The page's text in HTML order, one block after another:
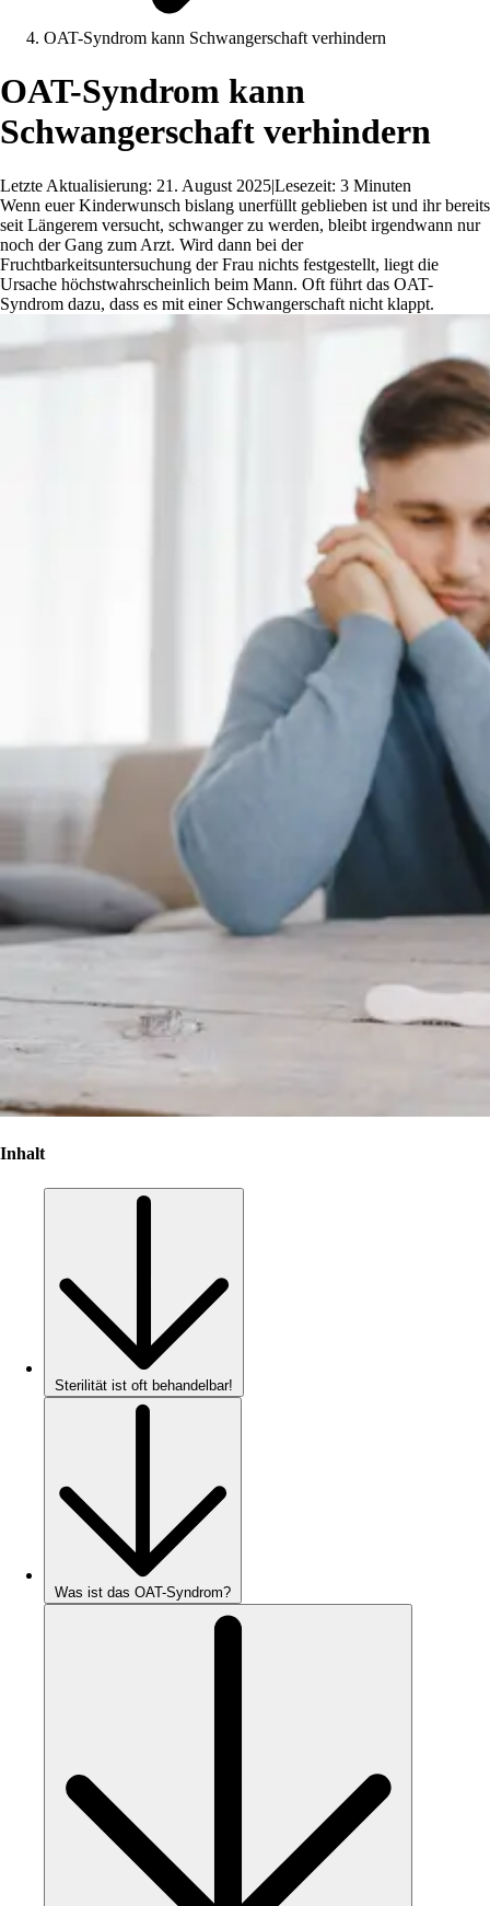
OAT-Syndrom kann Schwangerschaft verhindern
OAT-Syndrom kann
Schwangerschaft verhindern
Letzte Aktualisierung: 21. August 2025|Lesezeit: 3 Minuten
Wenn euer Kinderwunsch bislang unerfüllt geblieben ist und ihr bereits
seit Längerem versucht, schwanger zu werden, bleibt irgendwann nur
noch der Gang zum Arzt. Wird dann bei der
Fruchtbarkeitsuntersuchung der Frau nichts festgestellt, liegt die
Ursache höchstwahrscheinlich beim Mann. Oft führt das OAT-
Syndrom dazu, dass es mit einer Schwangerschaft nicht klappt.
Inhalt
Sterilität ist oft behandelbar!
Was ist das OAT-Syndrom?